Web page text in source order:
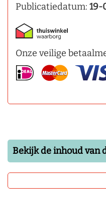
Publicatiedatum: 19-
Onze veilige
Bekijk de inhoud van